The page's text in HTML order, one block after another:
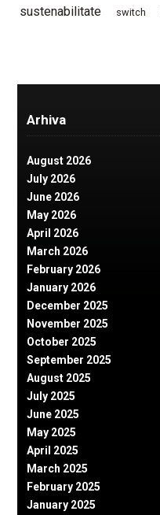
sustenabilitate switch
Arhiva
August 2026
July 2026
June 2026
May 2026
April 2026
March 2026
February 2026
January 2026
December 2025
November 2025
October 2025
September 2025
August 2025
July 2025
June 2025
May 2025
April 2025
March 2025
February 2025
January 2025